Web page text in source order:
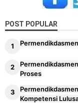
POST POPULAR
Proses
Kompetensi